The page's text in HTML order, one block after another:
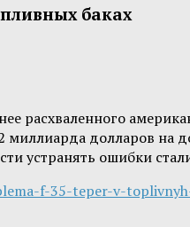
баках
расхваленного
долларов на
устранять ошибки
f-35-teper-v-